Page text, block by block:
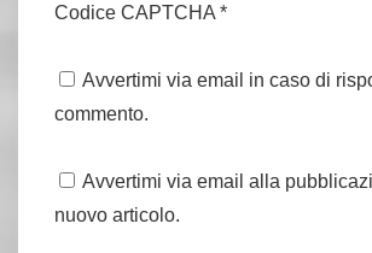
Codice CAPTCHA *
Avvertimi via email in caso di
commento.
Avvertimi via email alla
nuovo articolo.